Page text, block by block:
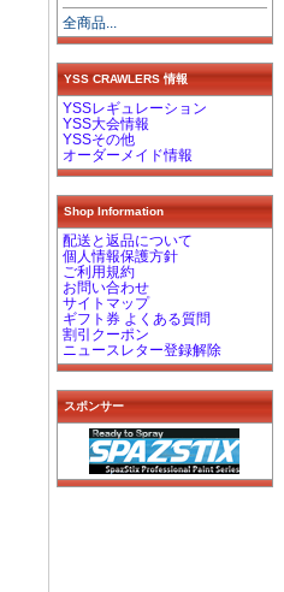
全商品...
YSS CRAWLERS 情報
YSSレギュレーション
YSS大会情報
YSSその他
オーダーメイド情報
Shop Information
配送と返品について
個人情報保護方針
ご利用規約
お問い合わせ
サイトマップ
ギフト券 よくある質問
割引クーポン
ニュースレター登録解除
スポンサー